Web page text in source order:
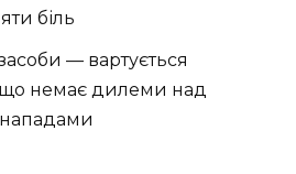
біль
— вартується
немає дилеми над